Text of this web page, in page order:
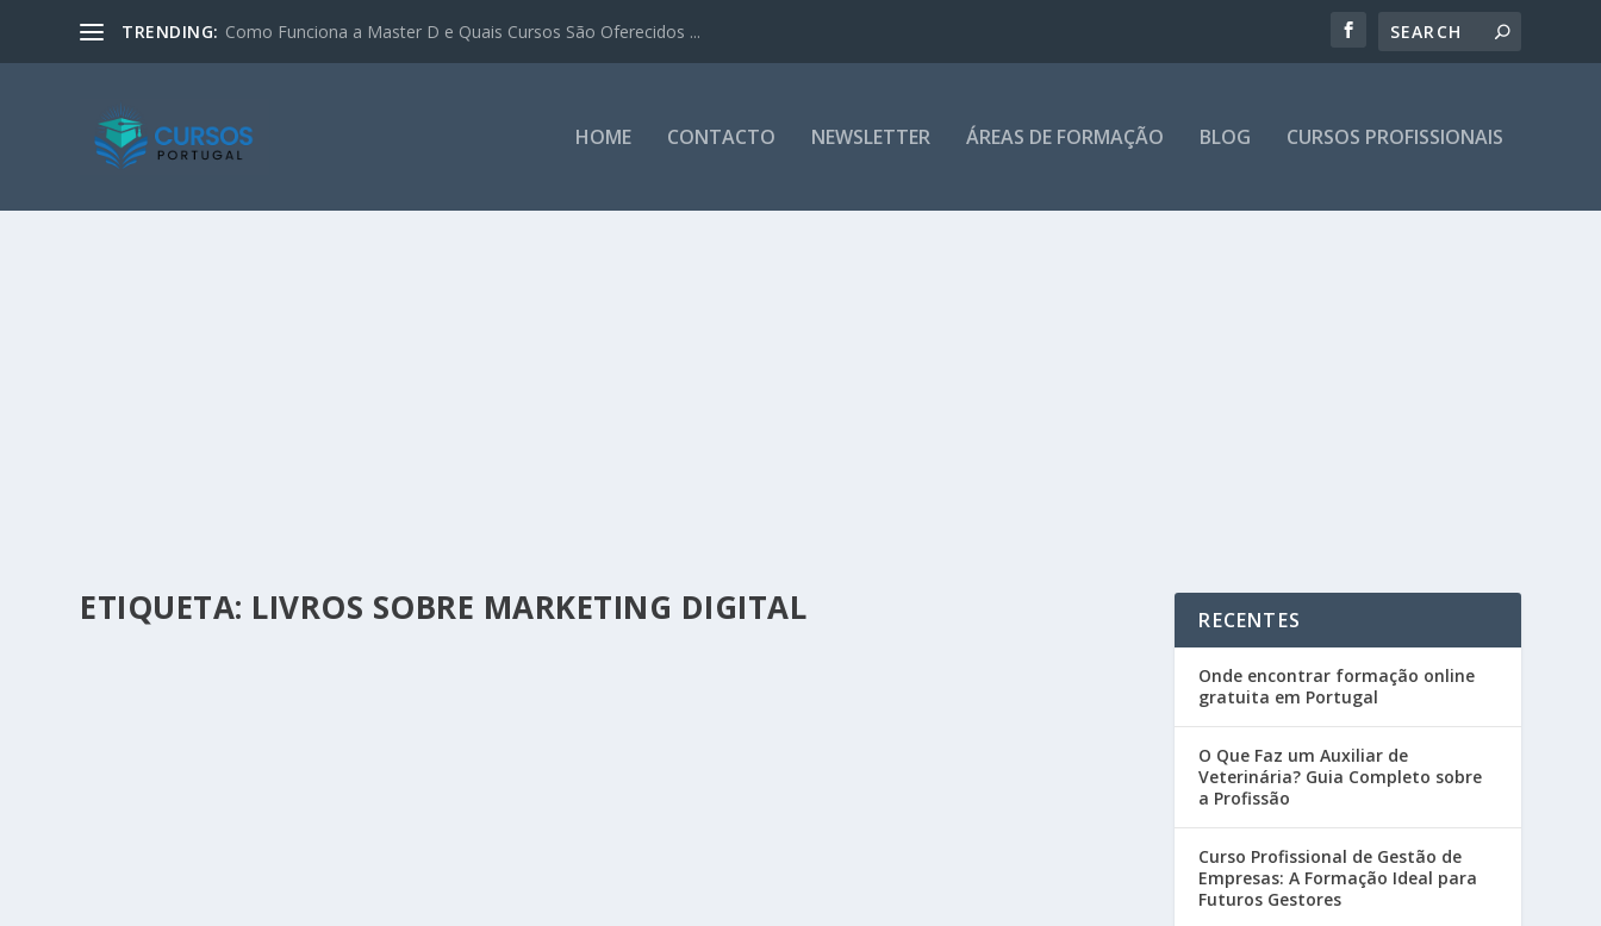
TRENDING: Como Funciona a Master D e Quais Cursos São Oferecidos ...
HOME CONTACTO NEWSLETTER ÁREAS DE FORMAÇÃO BLOG CURSOS PROFISSIONAIS
ETIQUETA: LIVROS SOBRE MARKETING DIGITAL RECENTES
Onde encontrar formação online
gratuita em Portugal
O Que Faz um Auxiliar de
Veterinária? Guia Completo sobre
a Profissão
Curso Profissional de Gestão de
Empresas: A Formação Ideal para
Futuros Gestores